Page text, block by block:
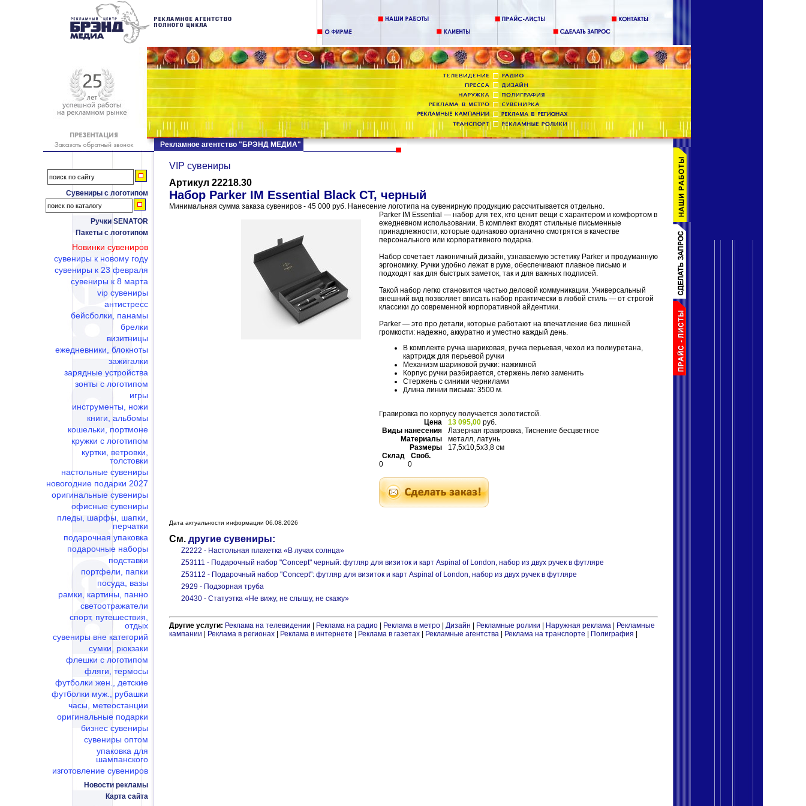
Сувениры с логотипом
Ручки SENATOR
Пакеты с логотипом
Новинки сувениров
сувениры к новому году
сувениры к 23 февраля
сувениры к 8 марта
vip сувениры
антистресс
бейсболки, панамы
брелки
визитницы
ежедневники, блокноты
зажигалки
зарядные устройства
зонты с логотипом
игры
инструменты, ножи
книги, альбомы
кошельки, портмоне
кружки с логотипом
куртки, ветровки,
толстовки
настольные сувениры
новогодние подарки 2027
оригинальные сувениры
офисные сувениры
пледы, шарфы, шапки,
перчатки
подарочная упаковка
подарочные наборы
подставки
портфели, папки
посуда, вазы
рамки, картины, панно
светоотражатели
спорт, путешествия,
отдых
сувениры вне категорий
сумки, рюкзаки
флешки c логотипом
фляги, термосы
футболки жен., детские
футболки муж., рубашки
часы, метеостанции
оригинальные подарки
бизнес сувениры
сувениры оптом
упаковка для
шампанского
изготовление сувениров
Новости рекламы
Карта сайта
Рекламное агентство "БРЭНД МЕДИА"
VIP сувениры
Артикул 22218.30
Набор Parker IM Essential Black CT, черный
Минимальная сумма заказа сувениров - 45 000 руб. Нанесение логотипа на сувенирную продукцию рассчитывается отдельно.
Parker IM Essential — набор для тех, кто ценит вещи с характером и комфортом в
ежедневном использовании. В комплект входят стильные письменные
принадлежности, которые одинаково органично смотрятся в качестве
персонального или корпоративного подарка.
Набор сочетает лаконичный дизайн, узнаваемую эстетику Parker и продуманную
эргономику. Ручки удобно лежат в руке, обеспечивают плавное письмо и
подходят как для быстрых заметок, так и для важных подписей.
Такой набор легко становится частью деловой коммуникации. Универсальный
внешний вид позволяет вписать набор практически в любой стиль — от строгой
классики до современной корпоративной айдентики.
Parker — это про детали, которые работают на впечатление без лишней
громкости: надежно, аккуратно и уместно каждый день.
В комплекте ручка шариковая, ручка перьевая, чехол из полиуретана,
картридж для перьевой ручки
Механизм шариковой ручки: нажимной
Корпус ручки разбирается, стержень легко заменить
Стержень с синими чернилами
Длина линии письма: 3500 м.
Гравировка по корпусу получается золотистой.
Цена
13 095,00 руб.
Виды нанесения
Лазерная гравировка, Тиснение бесцветное
Материалы
металл, латунь
Размеры
17,5х10,5х3,8 см
Склад
Своб.
0
0
Дата актуальности информации 06.08.2026
См. другие сувениры:
Z2222 - Настольная плакетка «В лучах солнца»
Z53111 - Подарочный набор "Concept" черный: футляр для визиток и карт Aspinal of London, набор из двух ручек в футляре
Z53112 - Подарочный набор "Concept": футляр для визиток и карт Aspinal of London, набор из двух ручек в футляре
2929 - Подзорная труба
20430 - Статуэтка «Не вижу, не слышу, не скажу»
Другие услуги: Реклама на телевидении Реклама на радио Реклама в метро Дизайн Рекламные ролики Наружная реклама
Рекламные
кампании
Реклама в регионах Реклама в интернете Реклама в газетах Рекламные агентства Реклама на транспорте Полиграфия